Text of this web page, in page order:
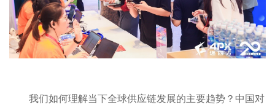
我们如何理解当下全球供应链发展的主要趋势？中国对